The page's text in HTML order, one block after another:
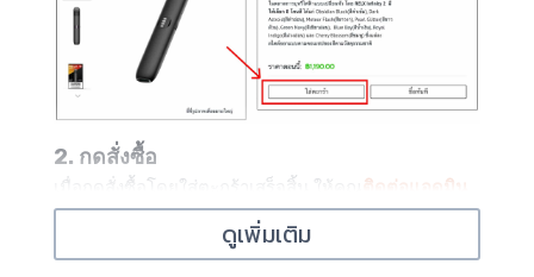
2. กดสั่งซื้อ
เมื่อกดสั่งซื้อโดยใส่ตะกร้าเสร็จสิ้น ให้คุณ
ติดต่อแอดมิน
เพื่อดำเนินการออกใบคำสั่งซื้อและตกลงเงื่อนไขการขาย
การรับประกันคอยล์ คาริเบินให้แก่คุณในขั้นตอนต่อไป
ดูเพิ่มเติม